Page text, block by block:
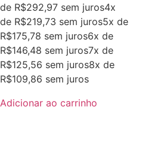
de R$292,97 sem juros4x
de R$219,73 sem juros5x de
R$175,78 sem juros6x de
R$146,48 sem juros7x de
R$125,56 sem juros8x de
R$109,86 sem juros
Adicionar ao carrinho